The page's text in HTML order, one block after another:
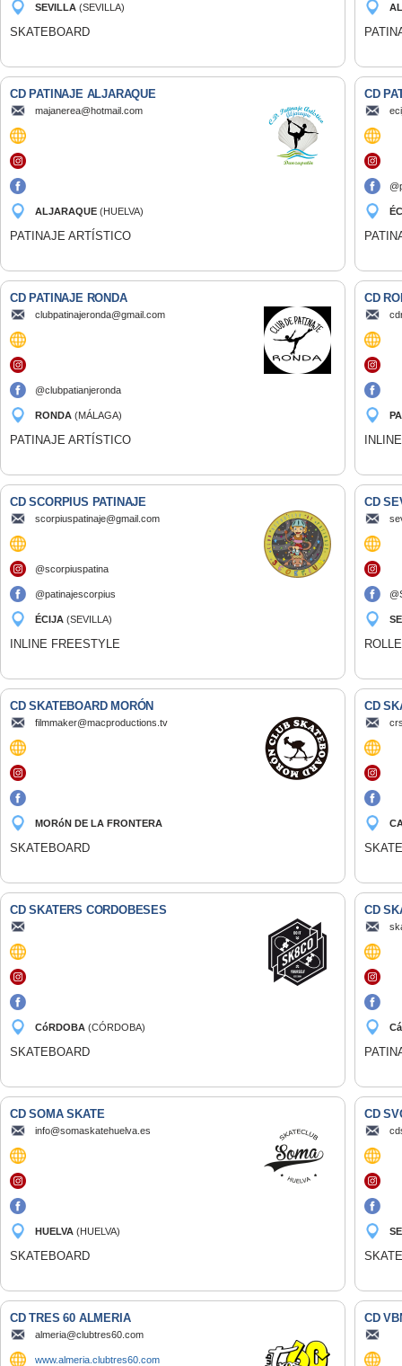
SEVILLA (SEVILLA)
SKATEBOARD
CD PATINAJE ALJARAQUE
majanerea@hotmail.com
ALJARAQUE (HUELVA)
PATINAJE ARTÍSTICO
CD
CD PATINAJE RONDA
clubpatinajeronda@gmail.com
@clubpatianjeronda
RONDA (MÁLAGA)
PATINAJE ARTÍSTICO
CD
CD SCORPIUS PATINAJE
scorpiuspatinaje@gmail.com
@scorpiuspatina
@patinajescorpius
ÉCIJA (SEVILLA)
INLINE FREESTYLE
CD
CD SKATEBOARD MORÓN
filmmaker@macproductions.tv
MORóN DE LA FRONTERA
SKATEBOARD
CD
CD SKATERS CORDOBESES
CóRDOBA (CÓRDOBA)
SKATEBOARD
CD
CD SOMA SKATE
info@somaskatehuelva.es
HUELVA (HUELVA)
SKATEBOARD
CD
CD TRES 60 ALMERIA
almeria@clubtres60.com
www.almeria.clubtres60.com
CD